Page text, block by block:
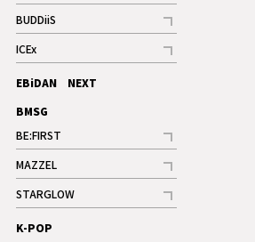
記事
BUDDiiS
記事
ICEx
記事
EBiDAN NEXT
BMSG
BE:FIRST
記事
ギャラリー
MAZZEL
記事
ギャラリー
STARGLOW
記事
K-POP